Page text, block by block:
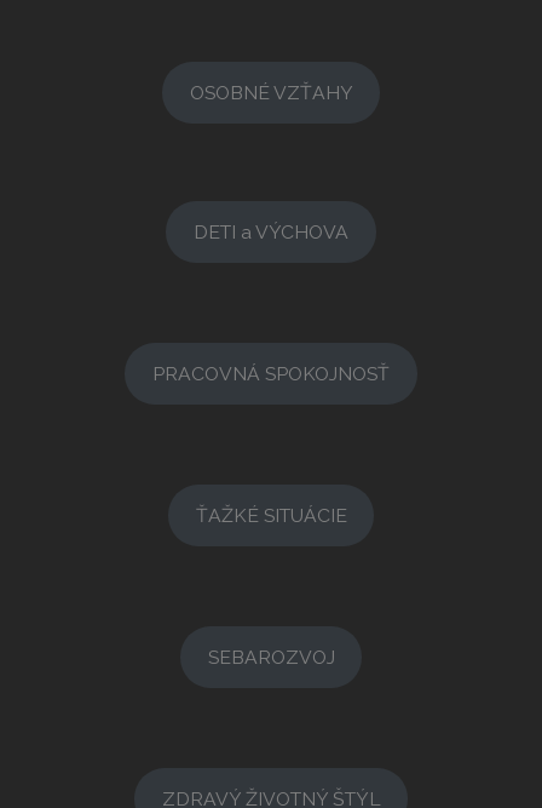
OSOBNÉ VZŤAHY
DETI a VÝCHOVA
PRACOVNÁ SPOKOJNOSŤ
ŤAŽKÉ SITUÁCIE
SEBAROZVOJ
ZDRAVÝ ŽIVOTNÝ ŠTÝL